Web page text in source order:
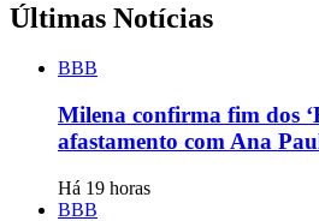
Últimas Notícias
BBB
Milena confirma fim dos
afastamento com Ana
Há 19 horas
BBB